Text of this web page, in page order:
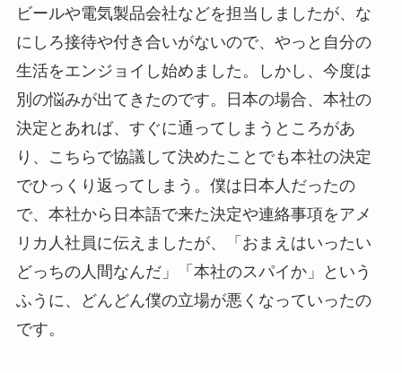
ビールや電気製品会社などを担当しましたが、な
にしろ接待や付き合いがないので、やっと自分の
生活をエンジョイし始めました。しかし、今度は
別の悩みが出てきたのです。日本の場合、本社の
決定とあれば、すぐに通ってしまうところがあ
り、こちらで協議して決めたことでも本社の決定
でひっくり返ってしまう。僕は日本人だったの
で、本社から日本語で来た決定や連絡事項をアメ
リカ人社員に伝えましたが、「おまえはいったい
どっちの人間なんだ」「本社のスパイか」という
ふうに、どんどん僕の立場が悪くなっていったの
です。